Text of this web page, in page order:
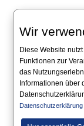
Wir
Diese Website
Funktionen zur
das
Informationen über